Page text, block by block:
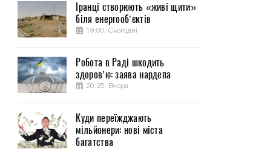
Іранці створюють «живі щити»
біля енергооб’єктів
19:00, Сьогодні
Робота в Раді шкодить
здоров’ю: заява нардепа
20:25, Вчора
Куди переїжджають
мільйонери: нові міста
багатства